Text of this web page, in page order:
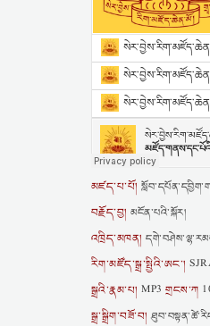
མཛད་པ་པོ།
བརྗོད་བྱ། མངོན་པའི་སྐོར།
འཁྲིད་མཁན།
རིག་མཛོད་སྒྲ་སྤྱིའི་ཨང་།
སྒྲའི་རྣམ་པ། MP3གྲངས་ཀ
སྒྲ་སྒྲིག་བཟོ་བ།